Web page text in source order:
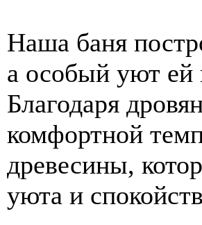
Наша баня
а особый уют ей
Благодаря
комфортной
древесины,
уюта и